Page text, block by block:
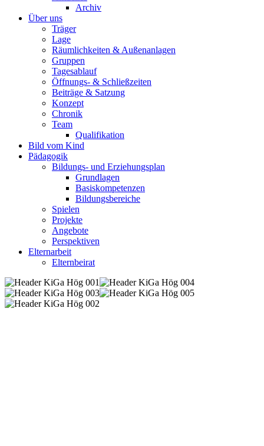
Archiv
Über uns
Träger
Lage
Räumlichkeiten & Außenanlagen
Gruppen
Tagesablauf
Öffnungs- & Schließzeiten
Beiträge & Satzung
Konzept
Chronik
Team
Qualifikation
Bild vom Kind
Pädagogik
Bildungs- und Erziehungsplan
Grundlagen
Basiskompetenzen
Bildungsbereiche
Spielen
Projekte
Angebote
Perspektiven
Elternarbeit
Elternbeirat